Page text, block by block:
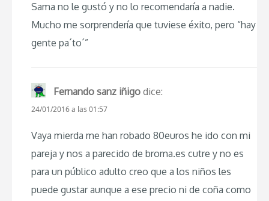
Sama no le gustó y no lo recomendaría a nadie.
Mucho me sorprendería que tuviese éxito, pero “hay
gente pa´to´”
Fernando sanz iñigo dice:
24/01/2016 a las 01:57
Vaya mierda me han robado 80euros he ido con mi
pareja y nos a parecido de broma.es cutre y no es
para un público adulto creo que a los niños les
puede gustar aunque a ese precio ni de coña como